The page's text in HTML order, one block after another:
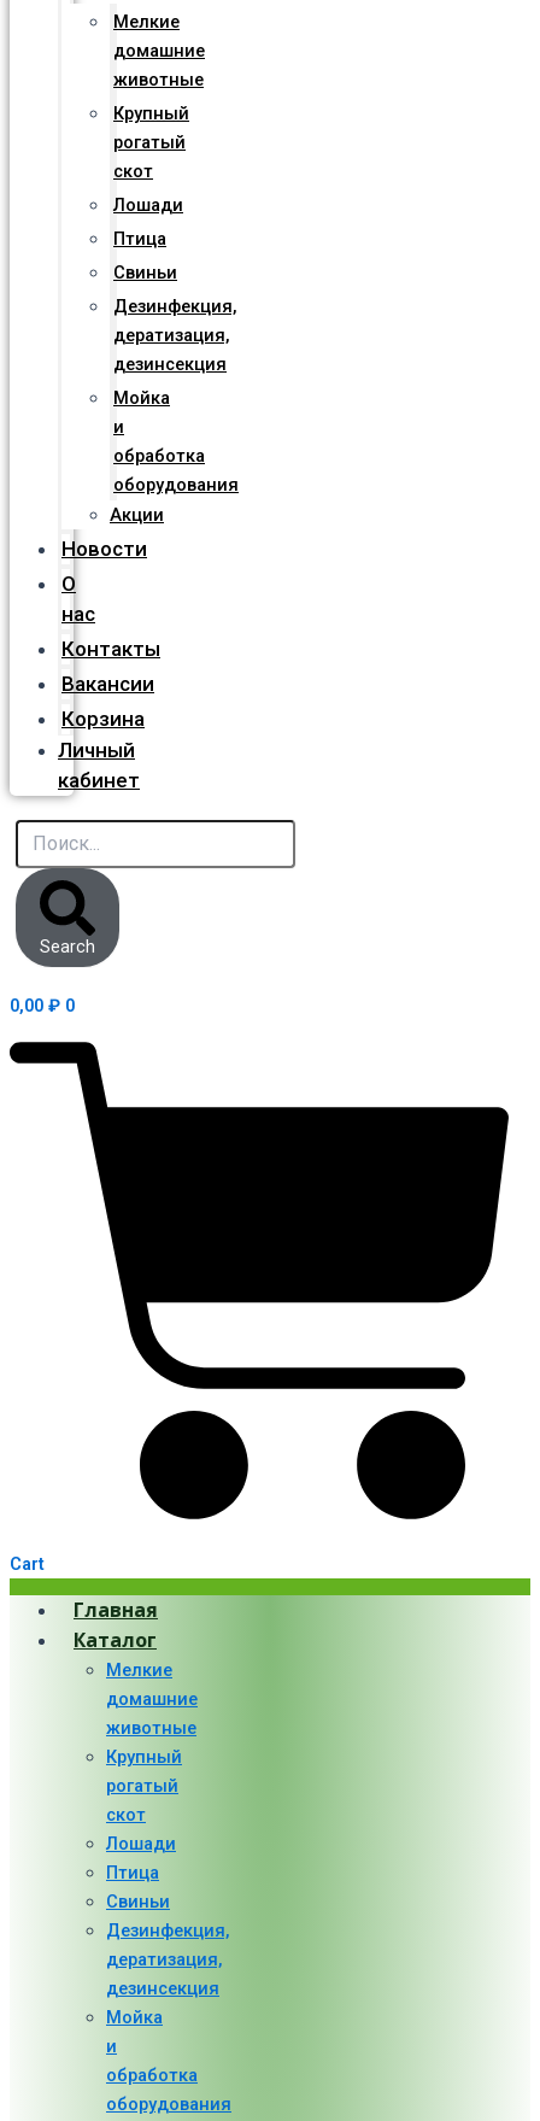
Мелкие
домашние
животные
Крупный
рогатый
скот
Лошади
Птица
Свиньи
Дезинфекция,
дератизация,
дезинсекция
Мойка
и
обработка
оборудования
Акции
Новости
О
нас
Контакты
Вакансии
Корзина
Личный
кабинет
Search
0,00 ₽ 0
Cart
Главная
Каталог
Мелкие
домашние
животные
Крупный
рогатый
скот
Лошади
Птица
Свиньи
Дезинфекция,
дератизация,
дезинсекция
Мойка
и
обработка
оборудования